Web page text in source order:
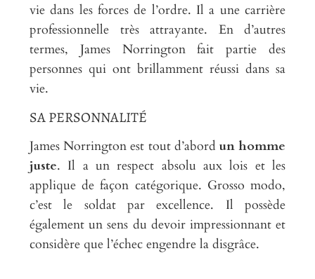
vie dans les forces de l’ordre. Il a une carrière
professionnelle très attrayante. En d’autres
termes, James Norrington fait partie des
personnes qui ont brillamment réussi dans sa
vie.
SA PERSONNALITÉ
James Norrington est tout d’abord un homme
juste. Il a un respect absolu aux lois et les
applique de façon catégorique. Grosso modo,
c’est le soldat par excellence. Il possède
également un sens du devoir impressionnant et
considère que l’échec engendre la disgrâce.